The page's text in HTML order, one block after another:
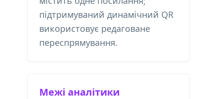
підтримуваний динамічний QR
використовує редаговане
переспрямування.
Межі аналітики